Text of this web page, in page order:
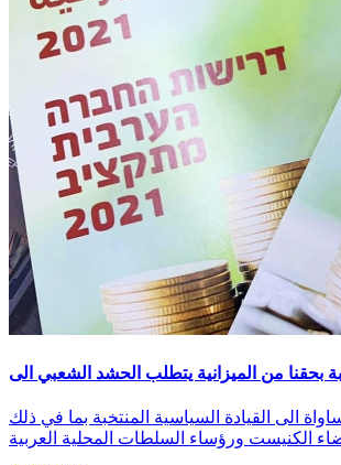
الى القيادة السياسية المنتخبة بما في ذلك
الكنيست ورؤساء السلطات المحلية العربية